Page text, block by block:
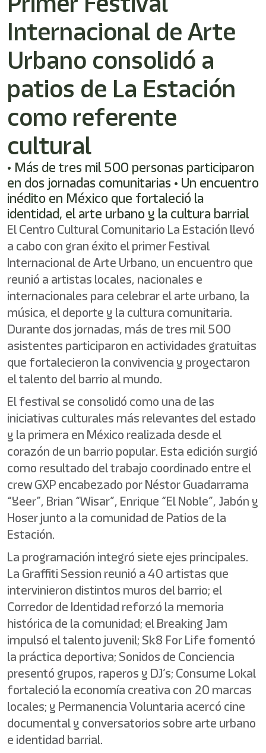
Este
acceso
lector
de
pantalla
ayudarle
navegar
interactuar
con
contenido.
Internacional de Arte
Urbano consolidó a
patios de La Estación
como referente
cultural
• Más de tres mil 500 personas participaron
en dos jornadas comunitarias • Un encuentro
inédito en México que fortaleció la
identidad, el arte urbano y la cultura barrial
El Centro Cultural Comunitario La Estación llevó
a cabo con gran éxito el primer Festival
Internacional de Arte Urbano, un encuentro que
reunió a artistas locales, nacionales e
internacionales para celebrar el arte urbano, la
música, el deporte y la cultura comunitaria.
Durante dos jornadas, más de tres mil 500
asistentes participaron en actividades gratuitas
que fortalecieron la convivencia y proyectaron
el talento del barrio al mundo.
El festival se consolidó como una de las
iniciativas culturales más relevantes del estado
y la primera en México realizada desde el
corazón de un barrio popular. Esta edición surgió
como resultado del trabajo coordinado entre el
crew GXP encabezado por Néstor Guadarrama
“Yeer”, Brian “Wisar”, Enrique “El Noble”, Jabón y
Hoser junto a la comunidad de Patios de la
Estación.
La programación integró siete ejes principales.
La Graffiti Session reunió a 40 artistas que
intervinieron distintos muros del barrio; el
Corredor de Identidad reforzó la memoria
histórica de la comunidad; el Breaking Jam
impulsó el talento juvenil; Sk8 For Life fomentó
la práctica deportiva; Sonidos de Conciencia
presentó grupos, raperos y DJ’s; Consume Lokal
fortaleció la economía creativa con 20 marcas
locales; y Permanencia Voluntaria acercó cine
documental y conversatorios sobre arte urbano
e identidad barrial.